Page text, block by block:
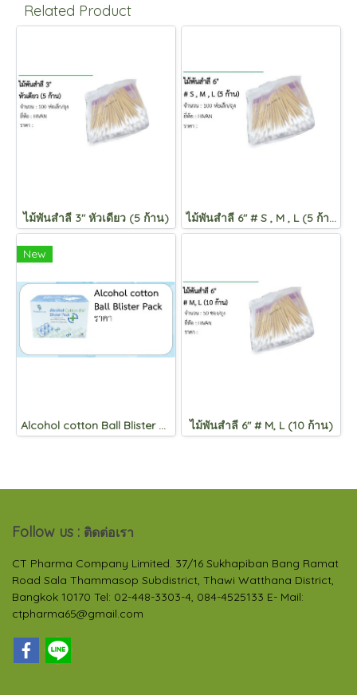
Related Product
ไม้พันสำลี 3" หัวเดียว (5 ก้าน) ไม้พันสำลี 6" # S , M , L (5 ก้าน)
New
Alcohol cotton Ball Blister Pack ไม้พันสำลี 6" # M, L (10 ก้าน)
Follow us : ติดต่อเรา
CT Pharma Company Limited. 37/16 Sukhapiban Bang Ramat
Road Sala Thammasop Subdistrict, Thawi Watthana District,
Bangkok 10170 Tel: 02-448-3303-4, 084-4525133 E- Mail:
ctpharma65@gmail.com